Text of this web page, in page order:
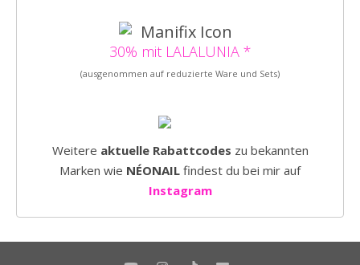
30% mit LALALUNIA *
(ausgenommen auf reduzierte Ware und Sets)
Weitere aktuelle Rabattcodes zu bekannten
Marken wie NÉONAIL findest du bei mir auf
Instagram